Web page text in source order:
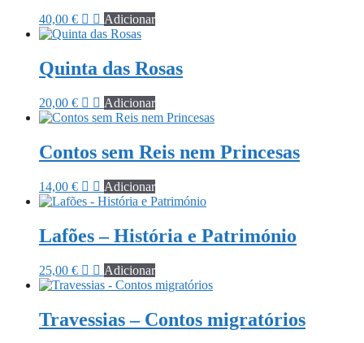
40,00 € Adicionar
Quinta das Rosas
20,00 € Adicionar
Contos sem Reis nem Princesas
14,00 € Adicionar
Lafões – História e Património
25,00 € Adicionar
Travessias – Contos migratórios